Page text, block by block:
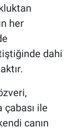
her
dahi
ile
canın